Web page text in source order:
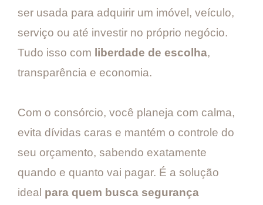
ser usada para adquirir um imóvel, veículo,
serviço ou até investir no próprio negócio.
Tudo isso com liberdade de escolha,
transparência e economia.
Com o consórcio, você planeja com calma,
evita dívidas caras e mantém o controle do
seu orçamento, sabendo exatamente
quando e quanto vai pagar. É a solução
ideal para quem busca segurança